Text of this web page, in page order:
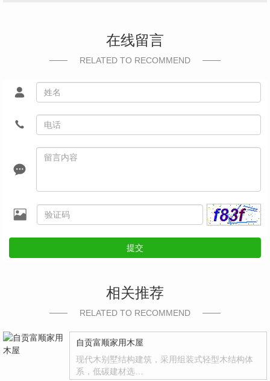
在线留言
RELATED TO RECOMMEND
提交
相关推荐
RELATED TO RECOMMEND
自贡富顺家用木屋
现代木别墅结构建筑，采用组装式轻型木结构体
系，低碳建材选…